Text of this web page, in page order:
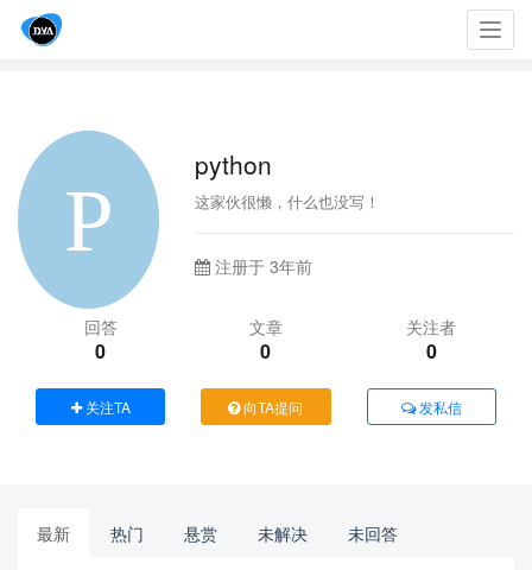
python
这家伙很懒，什么也没写！
注册于 3年前
回答
0
文章
0
关注者
0
关注TA 向TA提问 发私信
最新 热门 悬赏 未解决 未回答